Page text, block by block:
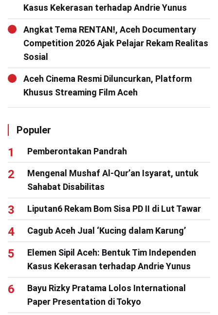
Kasus Kekerasan terhadap Andrie Yunus
Angkat Tema RENTAN!, Aceh Documentary
Competition 2026 Ajak Pelajar Rekam Realitas
Sosial
Aceh Cinema Resmi Diluncurkan, Platform
Khusus Streaming Film Aceh
Populer
Pemberontakan Pandrah
Mengenal Mushaf Al-Qur’an Isyarat, untuk
Sahabat Disabilitas
Liputan6 Rekam Bom Sisa PD II di Lut Tawar
Cagub Aceh Jual ‘Kucing dalam Karung’
Elemen Sipil Aceh: Bentuk Tim Independen
Kasus Kekerasan terhadap Andrie Yunus
Bayu Rizky Pratama Lolos International
Paper Presentation di Tokyo